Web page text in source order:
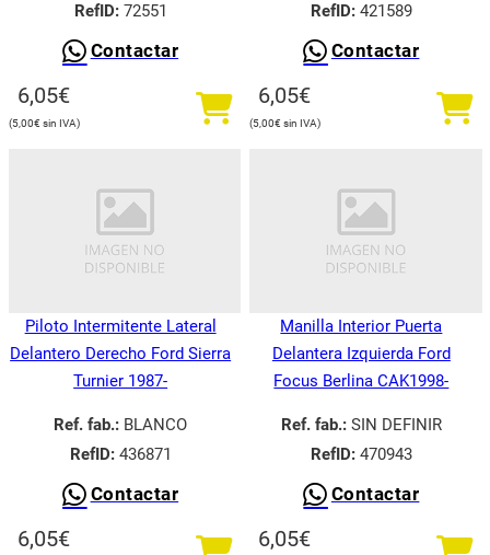
RefID:72551
Contactar
6,05€
5,00€
RefID:421589
Contactar
6,05€
5,00€
Piloto Intermitente Lateral
Delantero Derecho Ford Sierra
Turnier 1987-
Ref. fab.: BLANCO
RefID:436871
Contactar
6,05€
Manilla Interior Puerta
Delantera Izquierda Ford
Focus Berlina CAK1998-
Ref. fab.:SIN DEFINIR
RefID:470943
Contactar
6,05€